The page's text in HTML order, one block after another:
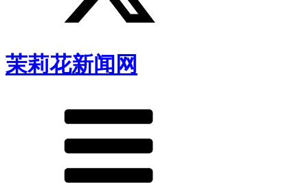
茉莉花新闻网